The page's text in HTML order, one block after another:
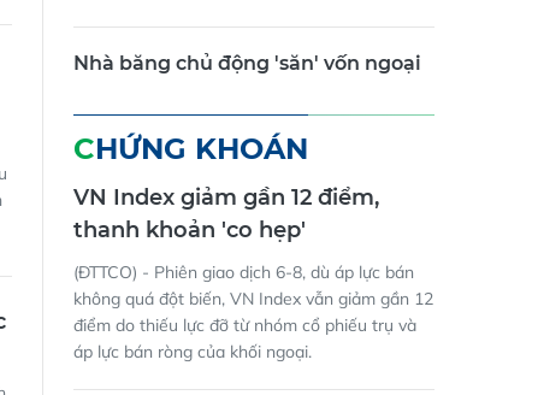
Nhà băng chủ động 'săn' vốn ngoại
CHỨNG KHOÁN
VN Index giảm gần 12 điểm,
thanh khoản 'co hẹp'
(ĐTTCO) - Phiên giao dịch 6-8, dù áp lực bán
không quá đột biến, VN Index vẫn giảm gần 12
điểm do thiếu lực đỡ từ nhóm cổ phiếu trụ và
áp lực bán ròng của khối ngoại.